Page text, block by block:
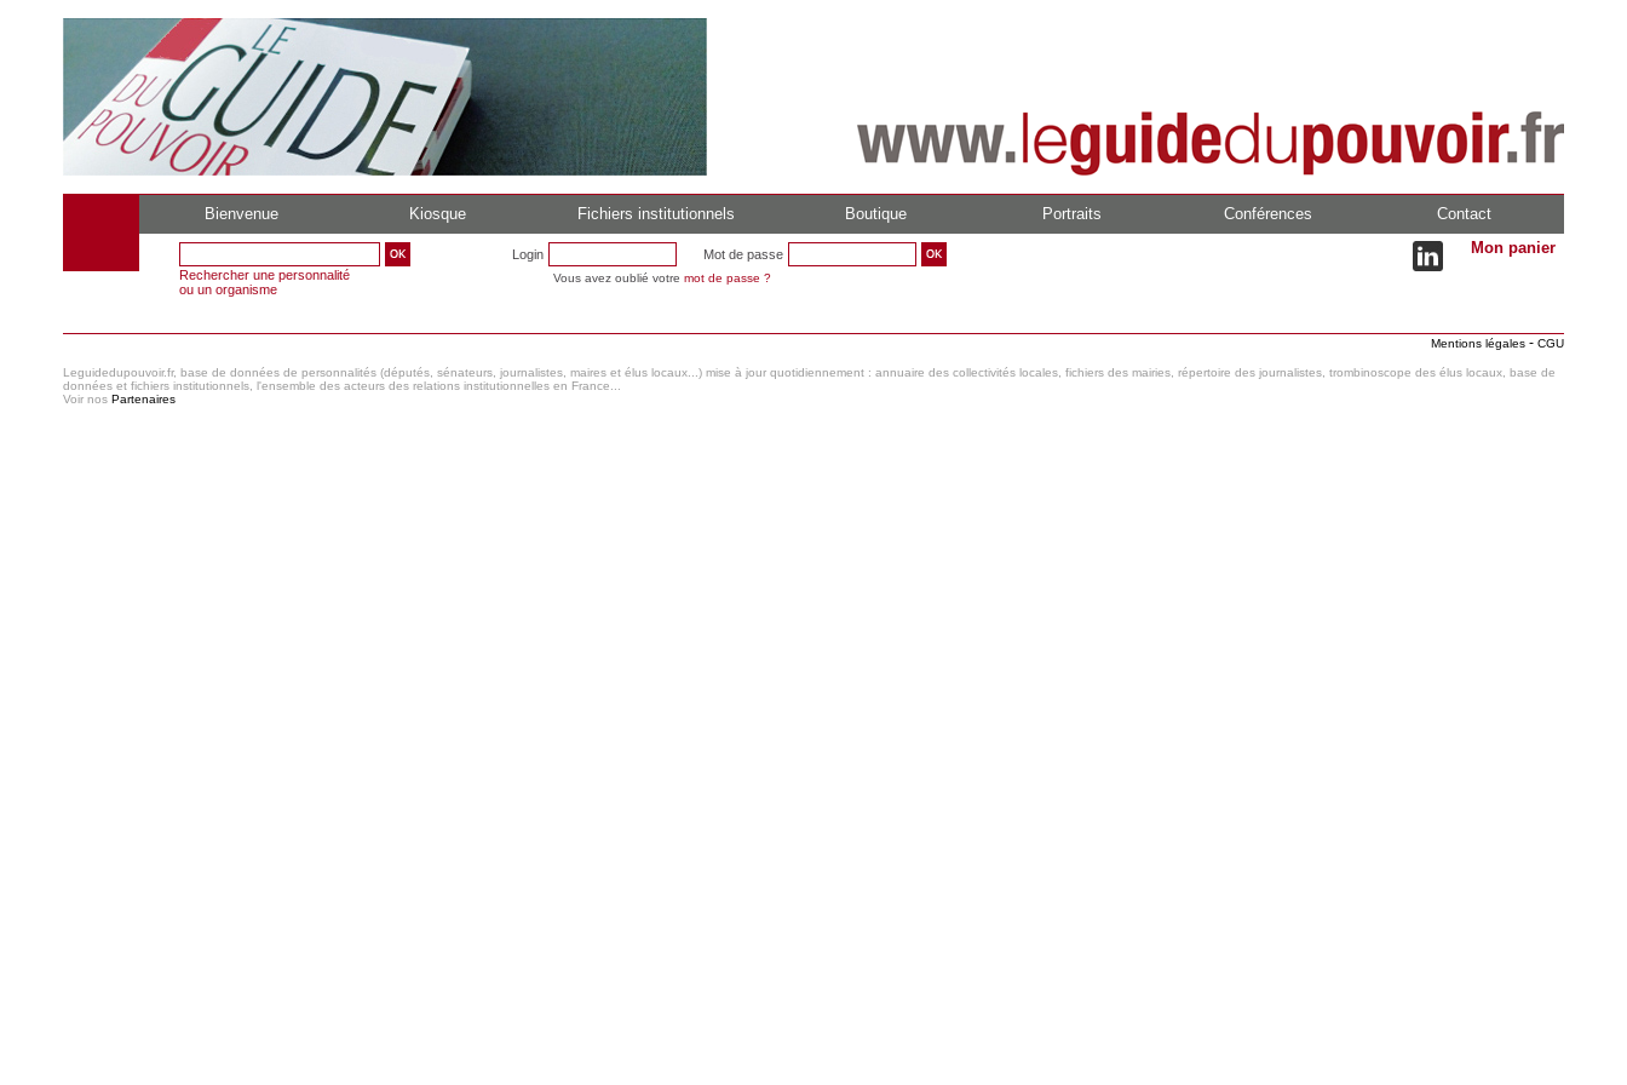
Bienvenue Kiosque Fichiers institutionnels Boutique Portraits Conférences Contact
Rechercher une personnalité
ou un organisme
Login Mot de passe
Vous avez oublié votre mot de passe ?
Mon panier
Mentions légales - CGU
Leguidedupouvoir.fr, base de données de personnalités (députés, sénateurs, journalistes, maires et élus locaux...) mise à jour quotidiennement : annuaire des collectivités locales, fichiers des mairies, répertoire des journalistes, trombinoscope des élus locaux, base de
données et fichiers institutionnels, l'ensemble des acteurs des relations institutionnelles en France...
Voir nos Partenaires